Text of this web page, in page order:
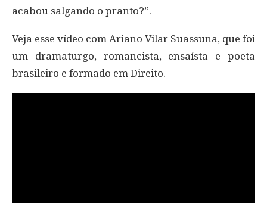
acabou salgando o pranto?”.
Veja esse vídeo com Ariano Vilar Suassuna, que foi
um dramaturgo, romancista, ensaísta e poeta
brasileiro e formado em Direito.